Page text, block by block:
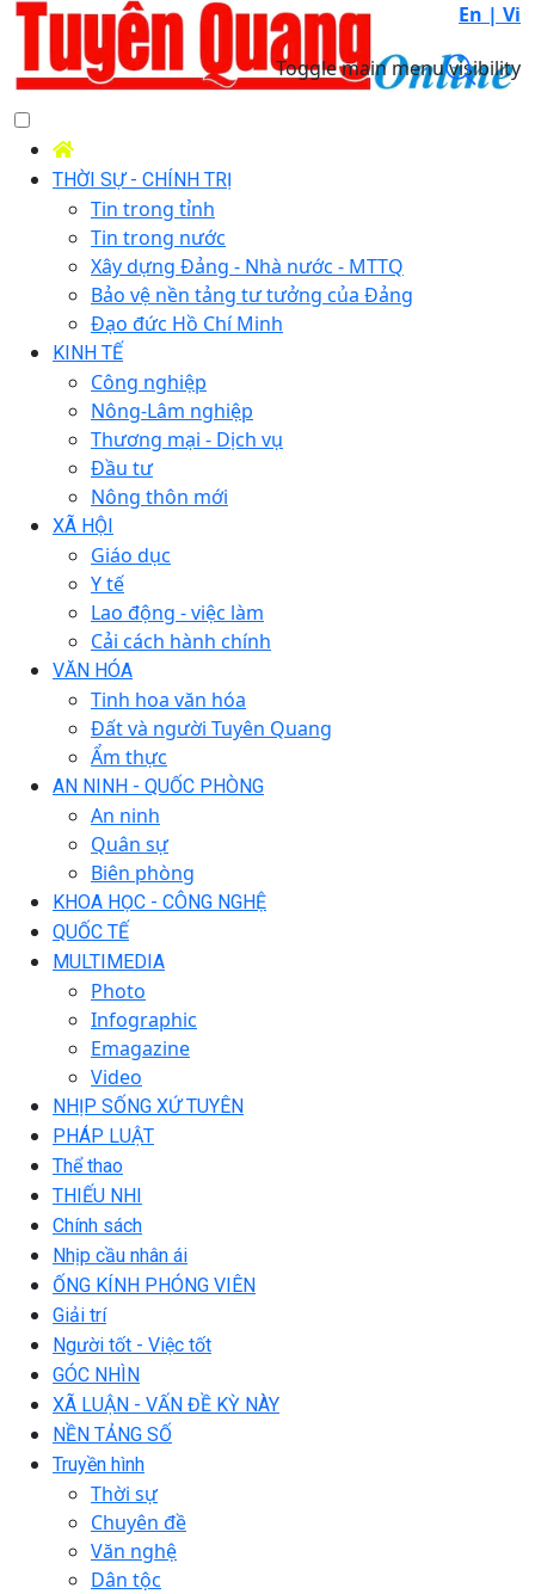
En | Vi
Toggle main menu visibility
THỜI SỰ - CHÍNH TRỊ
Tin trong tỉnh
Tin trong nước
Xây dựng Đảng - Nhà nước - MTTQ
Bảo vệ nền tảng tư tưởng của Đảng
Đạo đức Hồ Chí Minh
KINH TẾ
Công nghiệp
Nông-Lâm nghiệp
Thương mại - Dịch vụ
Đầu tư
Nông thôn mới
XÃ HỘI
Giáo dục
Y tế
Lao động - việc làm
Cải cách hành chính
VĂN HÓA
Tinh hoa văn hóa
Đất và người Tuyên Quang
Ẩm thực
AN NINH - QUỐC PHÒNG
An ninh
Quân sự
Biên phòng
KHOA HỌC - CÔNG NGHỆ
QUỐC TẾ
MULTIMEDIA
Photo
Infographic
Emagazine
Video
NHỊP SỐNG XỨ TUYÊN
PHÁP LUẬT
Thể thao
THIẾU NHI
Chính sách
Nhịp cầu nhân ái
ỐNG KÍNH PHÓNG VIÊN
Giải trí
Người tốt - Việc tốt
GÓC NHÌN
XÃ LUẬN - VẤN ĐỀ KỲ NÀY
NỀN TẢNG SỐ
Truyền hình
Thời sự
Chuyên đề
Văn nghệ
Dân tộc